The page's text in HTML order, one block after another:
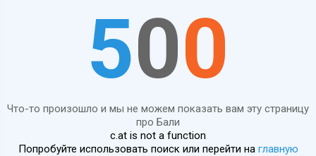
500
Что-то произошло и мы не можем показать вам эту страницу
про Бали
c.at is not a function
Попробуйте использовать поиск или перейти на главную